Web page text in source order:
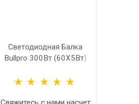
Светодиодная Балка
Bullpro 300Вт (60X5Вт)